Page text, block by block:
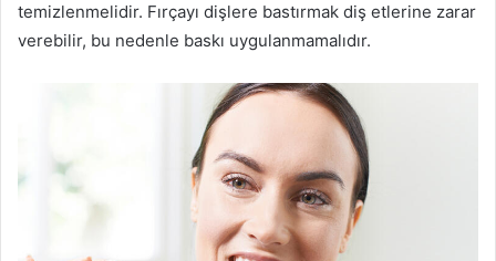
temizlenmelidir. Fırçayı dişlere bastırmak diş etlerine zarar
verebilir, bu nedenle baskı uygulanmamalıdır.